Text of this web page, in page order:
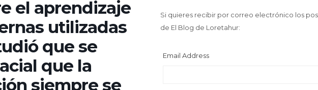
el aprendizaje
utilizadas
que se
que la
siempre se
Si quieres recibir por correo electrónico los
de El Blog de Loretahur:
Email Address